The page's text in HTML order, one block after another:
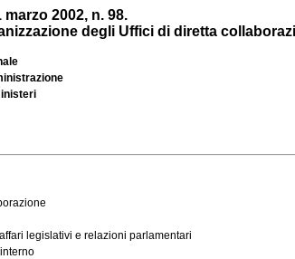
marzo 2002, n. 98.
degli Uffici di diretta
legislativi e relazioni parlamentari